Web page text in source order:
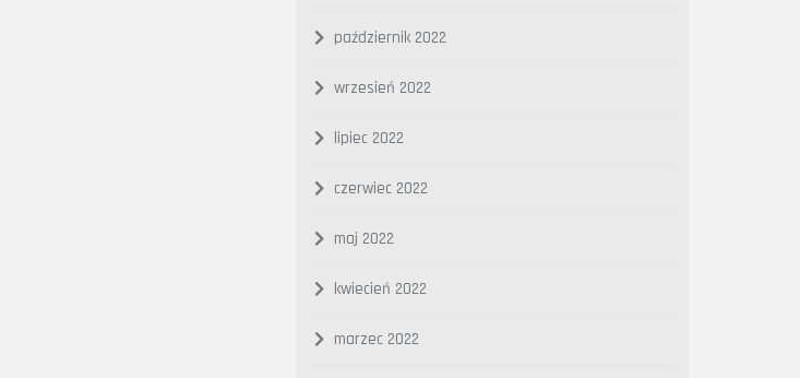
październik 2022
wrzesień 2022
lipiec 2022
czerwiec 2022
maj 2022
kwiecień 2022
marzec 2022